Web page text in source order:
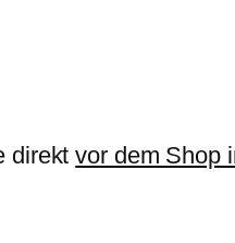
direktvor dem Shop